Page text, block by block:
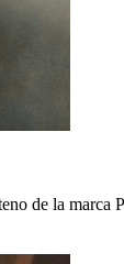
de la